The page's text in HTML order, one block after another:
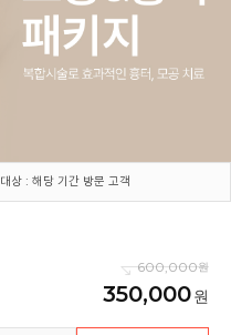
대상 : 해당 기간 방문 고객
600,000
350,000